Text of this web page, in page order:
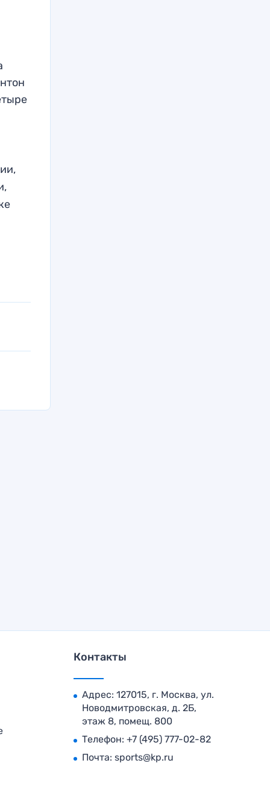
Контакты
Адрес: 127015, г. Москва, ул.
Новодмитровская, д. 2Б,
этаж 8, помещ. 800
Телефон: +7 (495) 777-02-82
Почта: sports@kp.ru